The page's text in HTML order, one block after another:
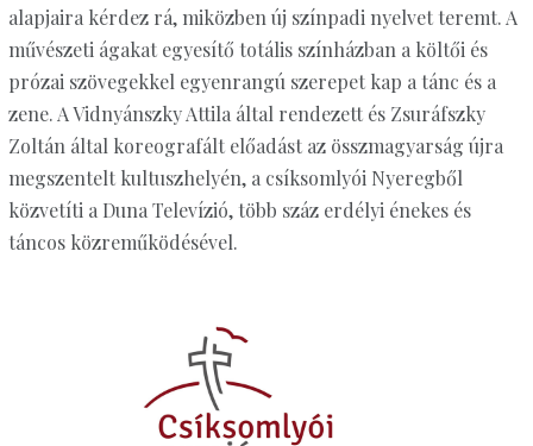
alapjaira kérdez rá, miközben új színpadi nyelvet teremt. A
művészeti ágakat egyesítő totális színházban a költői és
prózai szövegekkel egyenrangú szerepet kap a tánc és a
zene. A Vidnyánszky Attila által rendezett és Zsuráfszky
Zoltán által koreografált előadást az összmagyarság újra
megszentelt kultuszhelyén, a csíksomlyói Nyeregből
közvetíti a Duna Televízió, több száz erdélyi énekes és
táncos közreműködésével.